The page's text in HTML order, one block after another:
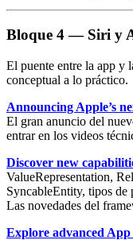
Bloque 4 — Siri y
El puente entre la app y
conceptual a lo práctico.
Announcing Apple’s
El gran anuncio del
entrar en los videos
Discover new
ValueRepresentation,
SyncableEntity, tipos de
Las novedades del
Explore advanced